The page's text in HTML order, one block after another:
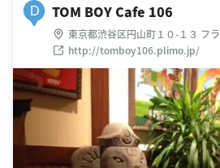
D TOM BOY Cafe 106
東京都渋谷区円山町１０-１３ フ
http://tomboy106.plimo.jp/